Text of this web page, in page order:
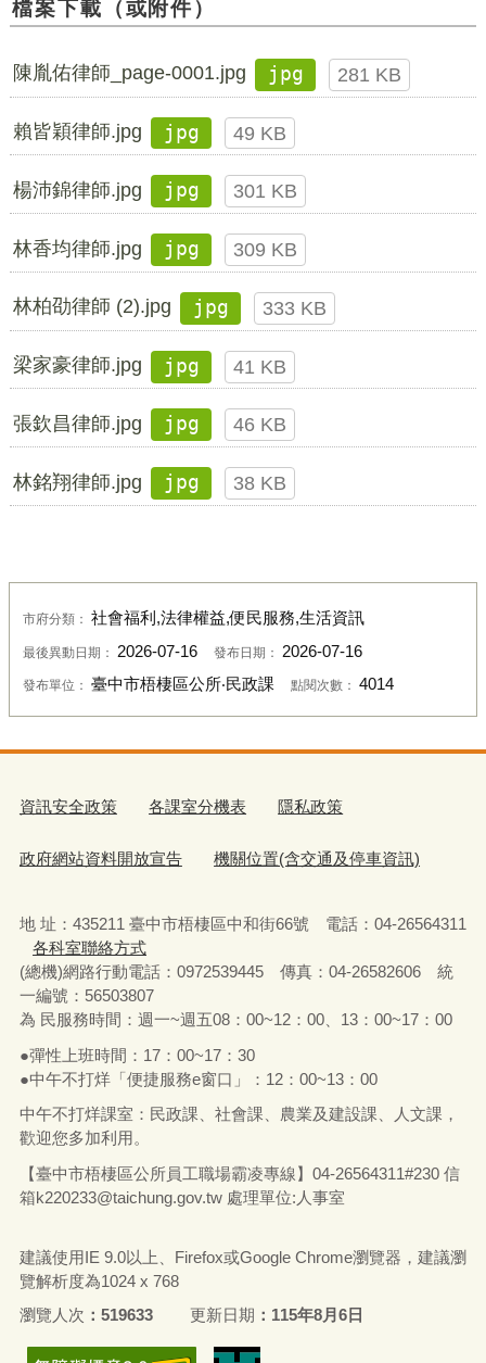
檔案下載（或附件）
陳胤佑律師_page-0001.jpg jpg 281 KB
賴皆穎律師.jpg jpg 49 KB
楊沛錦律師.jpg jpg 301 KB
林香均律師.jpg jpg 309 KB
林柏劭律師 (2).jpg jpg 333 KB
梁家豪律師.jpg jpg 41 KB
張欽昌律師.jpg jpg 46 KB
林銘翔律師.jpg jpg 38 KB
市府分類： 社會福利,法律權益,便民服務,生活資訊
最後異動日期： 2026-07-16 發布日期： 2026-07-16
發布單位： 臺中市梧棲區公所‧民政課 點閱次數： 4014
資訊安全政策 各課室分機表 隱私政策
政府網站資料開放宣告 機關位置(含交通及停車資訊)
地 址：435211 臺中市梧棲區中和街66號 電話：04-26564311
各科室聯絡方式
(總機)網路行動電話：0972539445 傳真：04-26582606 統
一編號：56503807
為 民服務時間：週一~週五08：00~12：00、13：00~17：00
●彈性上班時間：17：00~17：30
●中午不打烊「便捷服務e窗口」：12：00~13：00
中午不打烊課室：民政課、社會課、農業及建設課、人文課，
歡迎您多加利用。
【臺中市梧棲區公所員工職場霸凌專線】04-26564311#230 信
箱k220233@taichung.gov.tw處理單位:人事室
建議使用IE 9.0以上、Firefox或Google Chrome瀏覽器，建議瀏
覽解析度為1024 x 768
瀏覽人次
519633 更新日期 115年8月6日